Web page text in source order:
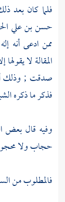
فلما كان
حسن بن علي
ممن ادعى أنه
المقالة لا
صدقت ; وذلك
فذكر ما ذكره
وفيه قال بعض
حجاب ولا
فالمطلوب من